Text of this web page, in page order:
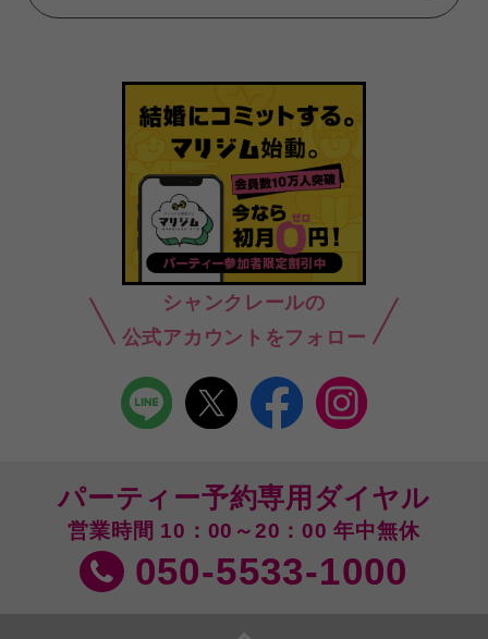
シャンクレールの
公式アカウントをフォロー
パーティー予約専用ダイヤル
営業時間 10：00～20：00 年中無休
050-5533-1000